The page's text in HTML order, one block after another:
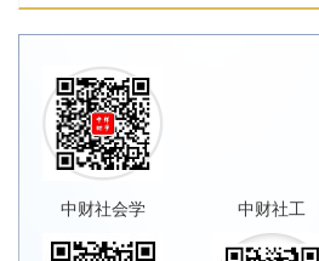
中财社会学 中财社工